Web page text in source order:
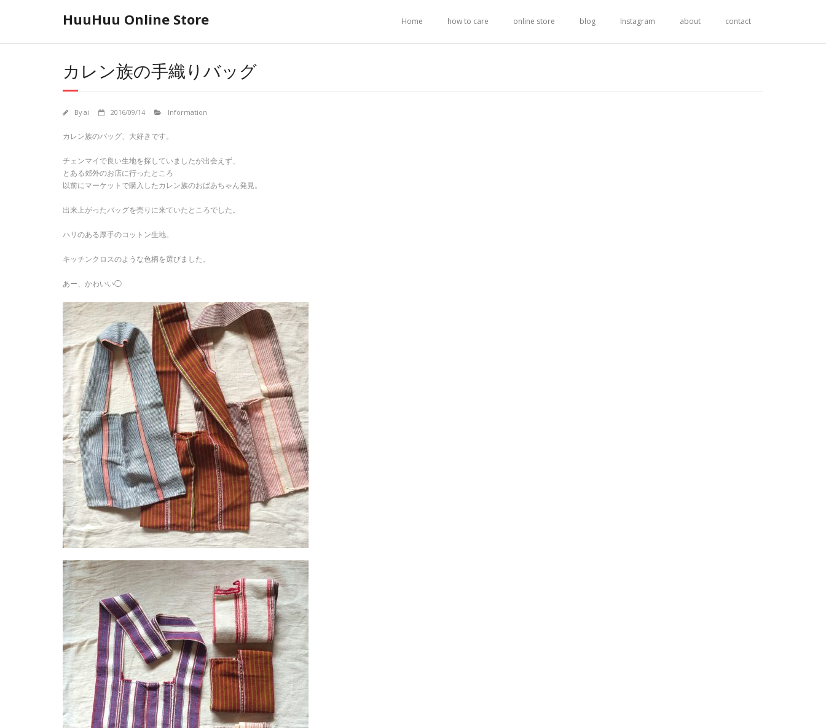
HuuHuu Online Store Home how to care online store blog Instagram about contact
カレン族の手織りバッグ
Byai 2016/09/14 Information
カレン族のバッグ、大好きです。
チェンマイで良い生地を探していましたが出会えず、
とある郊外のお店に行ったところ
以前にマーケットで購入したカレン族のおばあちゃん発見。
出来上がったバッグを売りに来ていたところでした。
ハリのある厚手のコットン生地。
キッチンクロスのような色柄を選びました。
あー、かわいい◯